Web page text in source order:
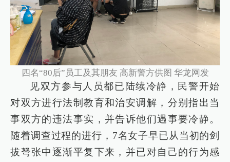
四名“80后”员工及其朋友 高新警方供图 华龙网发
见双方参与人员都已陆续冷静，民警开始
对双方进行法制教育和治安调解，分别指出当
事双方的违法事实，并告诉他们遇事要冷静。
随着调查过程的进行，7名女子早已从当初的剑
拔弩张中逐渐平复下来，并已对自己的行为感